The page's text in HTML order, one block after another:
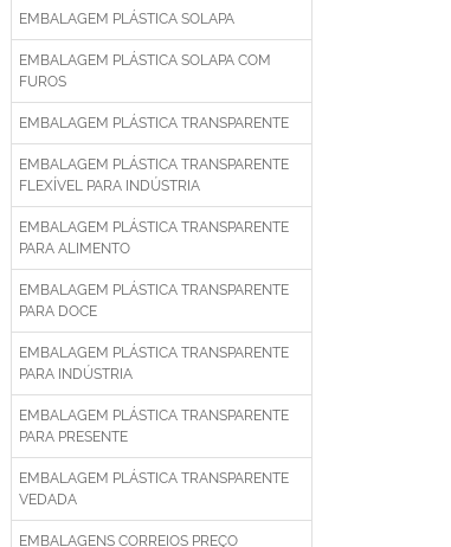
EMBALAGEM PLÁSTICA SOLAPA
EMBALAGEM PLÁSTICA SOLAPA COM
FUROS
EMBALAGEM PLÁSTICA TRANSPARENTE
EMBALAGEM PLÁSTICA TRANSPARENTE
FLEXÍVEL PARA INDÚSTRIA
EMBALAGEM PLÁSTICA TRANSPARENTE
PARA ALIMENTO
EMBALAGEM PLÁSTICA TRANSPARENTE
PARA DOCE
EMBALAGEM PLÁSTICA TRANSPARENTE
PARA INDÚSTRIA
EMBALAGEM PLÁSTICA TRANSPARENTE
PARA PRESENTE
EMBALAGEM PLÁSTICA TRANSPARENTE
VEDADA
EMBALAGENS CORREIOS PREÇO